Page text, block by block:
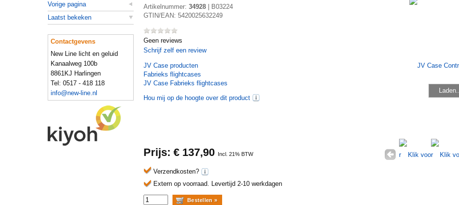
Laden...
Artikelnummer: 34928
B03224
GTIN/EAN: 5420025632249
Geen reviews
Schrijf zelf een review
JV Case producten
Fabrieks flightcases
JV Case Fabrieks flightcases
Hou mij op de hoogte over dit product
Prijs: € 137,90 Incl. 21% BTW
Verzendkosten?
Extern op voorraad. Levertijd 2-10 werkdagen
Vorige pagina
Laatst bekeken
Contactgevens
New Line licht en geluid
Kanaalweg 100b
8861KJ Harlingen
Tel: 0517 - 418 118
info@new-line.nl